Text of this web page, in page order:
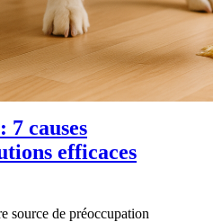
causes
efficaces
source de préoccupation